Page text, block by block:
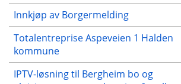
Innkjøp av Borgermelding
Totalentreprise Aspeveien 1 Halden
kommune
IPTV-løsning til Bergheim bo og